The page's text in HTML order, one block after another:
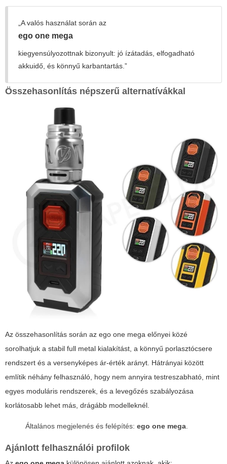
„A valós használat során az
ego one mega
kiegyensúlyozottnak bizonyult: jó ízátadás, elfogadható
akkuidő, és könnyű karbantartás.”
Összehasonlítás népszerű alternatívákkal
Az összehasonlítás során az ego one mega előnyei közé
sorolhatjuk a stabil full metal kialakítást, a könnyű porlasztócsere
rendszert és a versenyképes ár-érték arányt. Hátrányai között
említik néhány felhasználó, hogy nem annyira testreszabható, mint
egyes moduláris rendszerek, és a levegőzés szabályozása
korlátosabb lehet más, drágább modelleknél.
Általános megjelenés és felépítés: ego one mega.
Ajánlott felhasználói profilok